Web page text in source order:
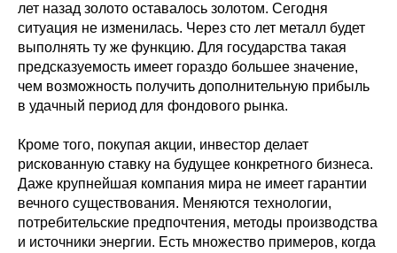
лет назад золото оставалось золотом. Сегодня
ситуация не изменилась. Через сто лет металл будет
выполнять ту же функцию. Для государства такая
предсказуемость имеет гораздо большее значение,
чем возможность получить дополнительную прибыль
в удачный период для фондового рынка.
Кроме того, покупая акции, инвестор делает
рискованную ставку на будущее конкретного бизнеса.
Даже крупнейшая компания мира не имеет гарантии
вечного существования. Меняются технологии,
потребительские предпочтения, методы производства
и источники энергии. Есть множество примеров, когда